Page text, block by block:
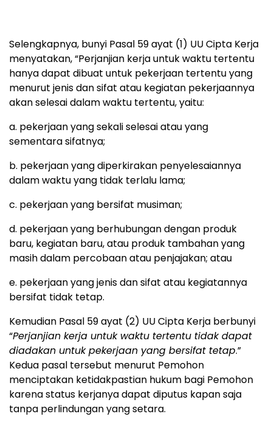
Selengkapnya, bunyi Pasal 59 ayat (1) UU Cipta Kerja
menyatakan, “Perjanjian kerja untuk waktu tertentu
hanya dapat dibuat untuk pekerjaan tertentu yang
menurut jenis dan sifat atau kegiatan pekerjaannya
akan selesai dalam waktu tertentu, yaitu:
a. pekerjaan yang sekali selesai atau yang
sementara sifatnya;
b. pekerjaan yang diperkirakan penyelesaiannya
dalam waktu yang tidak terlalu lama;
c. pekerjaan yang bersifat musiman;
d. pekerjaan yang berhubungan dengan produk
baru, kegiatan baru, atau produk tambahan yang
masih dalam percobaan atau penjajakan; atau
e. pekerjaan yang jenis dan sifat atau kegiatannya
bersifat tidak tetap.
Kemudian Pasal 59 ayat (2) UU Cipta Kerja berbunyi
“Perjanjian kerja untuk waktu tertentu tidak dapat
diadakan untuk pekerjaan yang bersifat tetap.”
Kedua pasal tersebut menurut Pemohon
menciptakan ketidakpastian hukum bagi Pemohon
karena status kerjanya dapat diputus kapan saja
tanpa perlindungan yang setara.